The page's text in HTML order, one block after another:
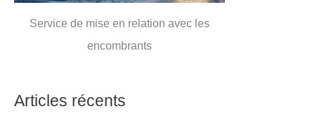
Service de mise en relation avec les
encombrants
Articles récents